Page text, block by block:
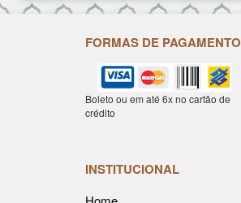
FORMAS DE PAGAMENTO
Boleto ou em até 6x no cartão de
crédito
INSTITUCIONAL